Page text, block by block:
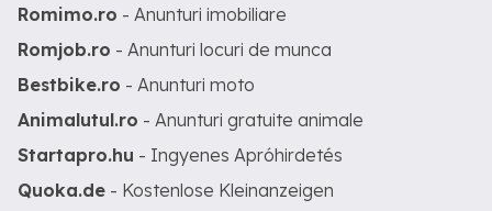
Romimo.ro - Anunturi imobiliare
Romjob.ro - Anunturi locuri de munca
Bestbike.ro - Anunturi moto
Animalutul.ro - Anunturi gratuite animale
Startapro.hu - Ingyenes Apróhirdetés
Quoka.de - Kostenlose Kleinanzeigen